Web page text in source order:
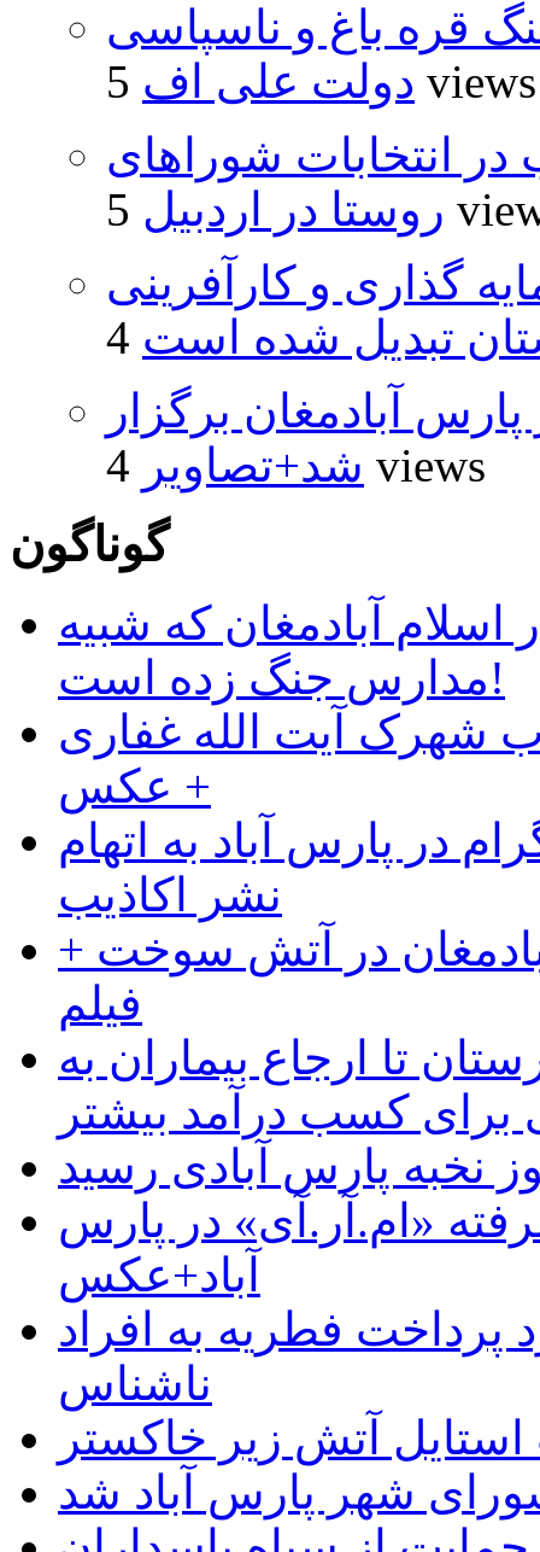
قره باغ و ناسپاسی
دولت علی اف 5 views
۵۰۰۰ داوطلب در انتخابات شوراهای
روستا در اردبیل 5
گذاری و کارآفرینی
تبدیل شده است
آبادمغان برگزار
شد+تصاویر 4 views
گوناگون
آبادمغان که شبیه
مدارس جنگ زده است!
شهرک آیت الله غفاری
+ عکس
در پارس آباد به اتهام
نشر اکاذیب
در آتش سوخت +
فیلم
تا ارجاع بیماران به
کسب درآمد بیشتر
نخبه پارس آبادی رسید
«ام.آر.آی» در پارس
آباد+عکس
پرداخت فطریه به افراد
ناشناس
آتش زیر خاکستر
شهر پارس آباد شد